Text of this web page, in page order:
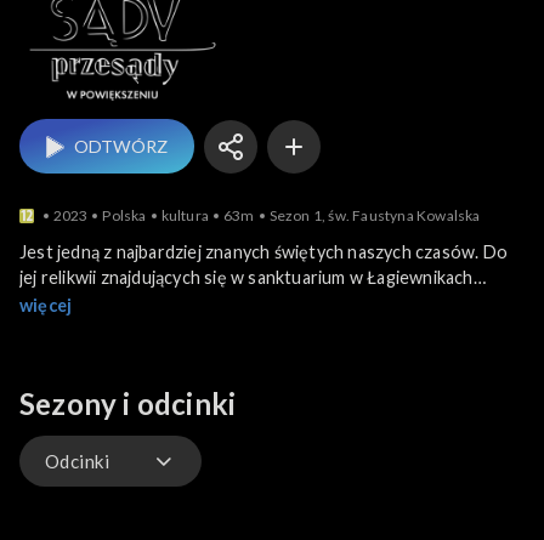
ODTWÓRZ
2023 Polska kultura 63m Sezon 1, św. Faustyna Kowalska
Jest jedną z najbardziej znanych świętych naszych czasów. Do
jej relikwii znajdujących się w sanktuarium w Łagiewnikach
pielgrzymują wierni ze wszystkich kontynentów. Bohaterką
Dariusz Karłowicz (filozof, redaktor naczelny „Teologii
Politycznej“).
więcej
Sezony i odcinki
Odcinki